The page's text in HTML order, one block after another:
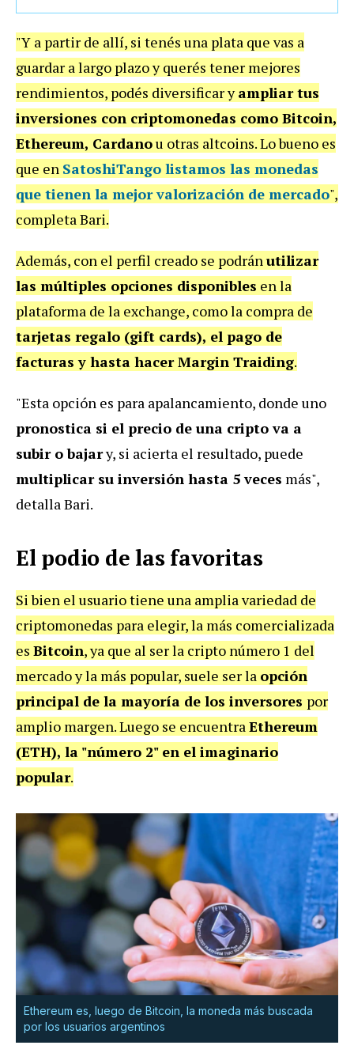
"Y a partir de allí, si tenés una plata que vas a
guardar a largo plazo y querés tener mejores
rendimientos, podés diversificar yampliar tus
inversiones con criptomonedas como Bitcoin,
Ethereum, Cardanou otras altcoins. Lo bueno es
que en SatoshiTango listamos las monedas
que tienen la mejor valorización de mercado",
completa Bari.
Además, con el perfil creado se podránutilizar
las múltiples opciones disponibles en la
plataforma de la exchange, como la compra de
tarjetas regalo (gift cards), el pago de
facturas y hasta hacer Margin Traiding.
"Esta opción es para apalancamiento, donde uno
pronostica si el precio de una cripto va a
subir o bajary, si acierta el resultado, puede
multiplicar su inversión hasta 5 veces más",
detalla Bari.
El podio de las favoritas
Si bien el usuario tiene una amplia variedad de
criptomonedas para elegir, la más comercializada
es Bitcoin, ya que al ser la cripto número 1 del
mercado y la más popular, suele ser la opción
principal de la mayoría de los inversores por
amplio margen. Luego se encuentraEthereum
(ETH), la "número 2" en el imaginario
popular.
Ethereum es, luego de Bitcoin, la moneda más buscada
por los usuarios argentinos